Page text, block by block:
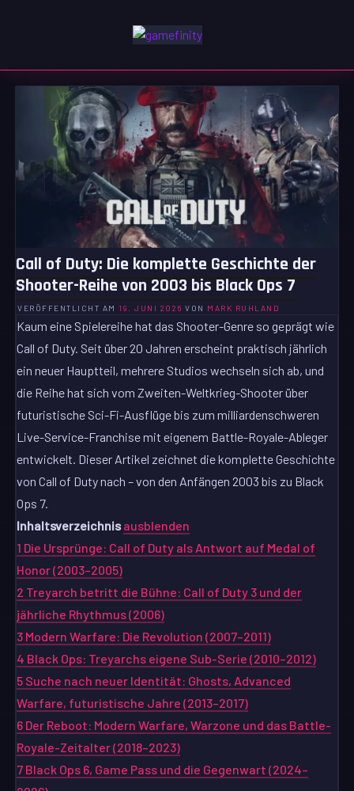
Call of Duty: Die komplette Geschichte der
Shooter-Reihe von 2003 bis Black Ops 7
VERÖFFENTLICHT AM 19. JUNI 2026 VON MARK RUHLAND
Kaum eine Spielereihe hat das Shooter-Genre so geprägt wie
Call of Duty. Seit über 20 Jahren erscheint praktisch jährlich
ein neuer Hauptteil, mehrere Studios wechseln sich ab, und
die Reihe hat sich vom Zweiten-Weltkrieg-Shooter über
futuristische Sci-Fi-Ausflüge bis zum milliardenschweren
Live-Service-Franchise mit eigenem Battle-Royale-Ableger
entwickelt. Dieser Artikel zeichnet die komplette Geschichte
von Call of Duty nach – von den Anfängen 2003 bis zu Black
Ops 7.
Inhaltsverzeichnis ausblenden
1 Die Ursprünge: Call of Duty als Antwort auf Medal of
Honor (2003–2005)
2 Treyarch betritt die Bühne: Call of Duty 3 und der
jährliche Rhythmus (2006)
3 Modern Warfare: Die Revolution (2007–2011)
4 Black Ops: Treyarchs eigene Sub-Serie (2010–2012)
5 Suche nach neuer Identität: Ghosts, Advanced
Warfare, futuristische Jahre (2013–2017)
6 Der Reboot: Modern Warfare, Warzone und das Battle-
Royale-Zeitalter (2018–2023)
7 Black Ops 6, Game Pass und die Gegenwart (2024–